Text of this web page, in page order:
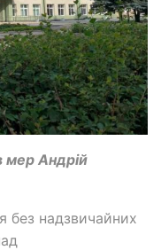
мер Андрій
без надзвичайних